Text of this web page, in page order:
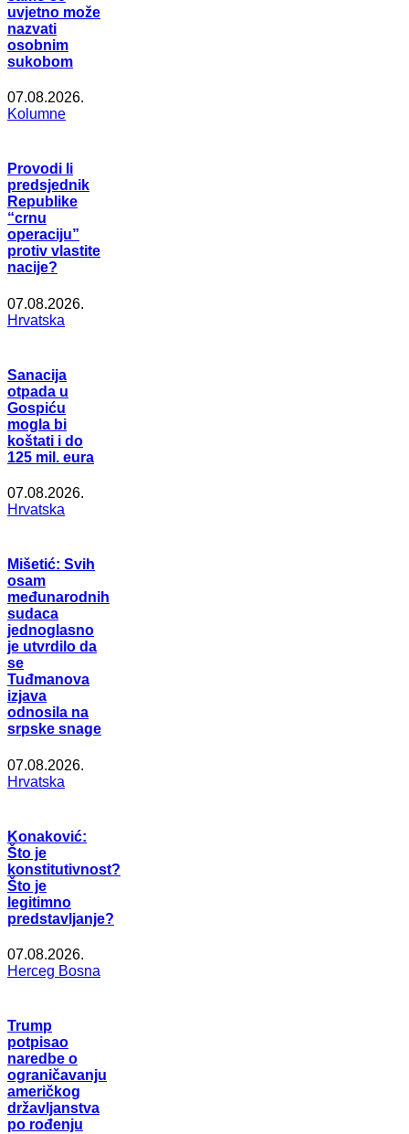
uvjetno može
nazvati
osobnim
sukobom
07.08.2026.
Kolumne
Provodi li
predsjednik
Republike
“crnu
operaciju”
protiv vlastite
nacije?
07.08.2026.
Hrvatska
Sanacija
otpada u
Gospiću
mogla bi
koštati i do
125 mil. eura
07.08.2026.
Hrvatska
Mišetić: Svih
osam
međunarodnih
sudaca
jednoglasno
je utvrdilo da
se
Tuđmanova
izjava
odnosila na
srpske snage
07.08.2026.
Hrvatska
Konaković:
Što je
konstitutivnost?
Što je
legitimno
predstavljanje?
07.08.2026.
Herceg Bosna
Trump
potpisao
naredbe o
ograničavanju
američkog
državljanstva
po rođenju